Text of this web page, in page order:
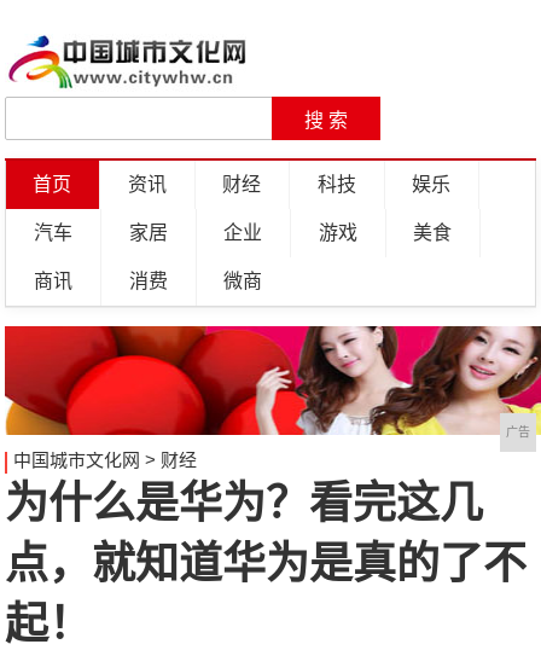
首页 资讯 财经 科技 娱乐
汽车 家居 企业 游戏 美食
商讯 消费 微商
广告
中国城市文化网 > 财经
为什么是华为？看完这几
点，就知道华为是真的了不
起！